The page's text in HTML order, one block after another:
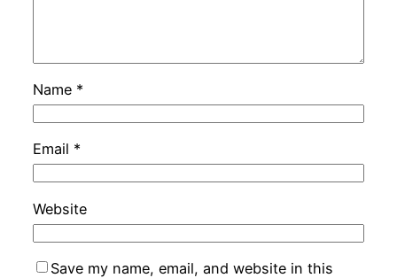
Name *
Email *
Website
Save my name, email, and website in this